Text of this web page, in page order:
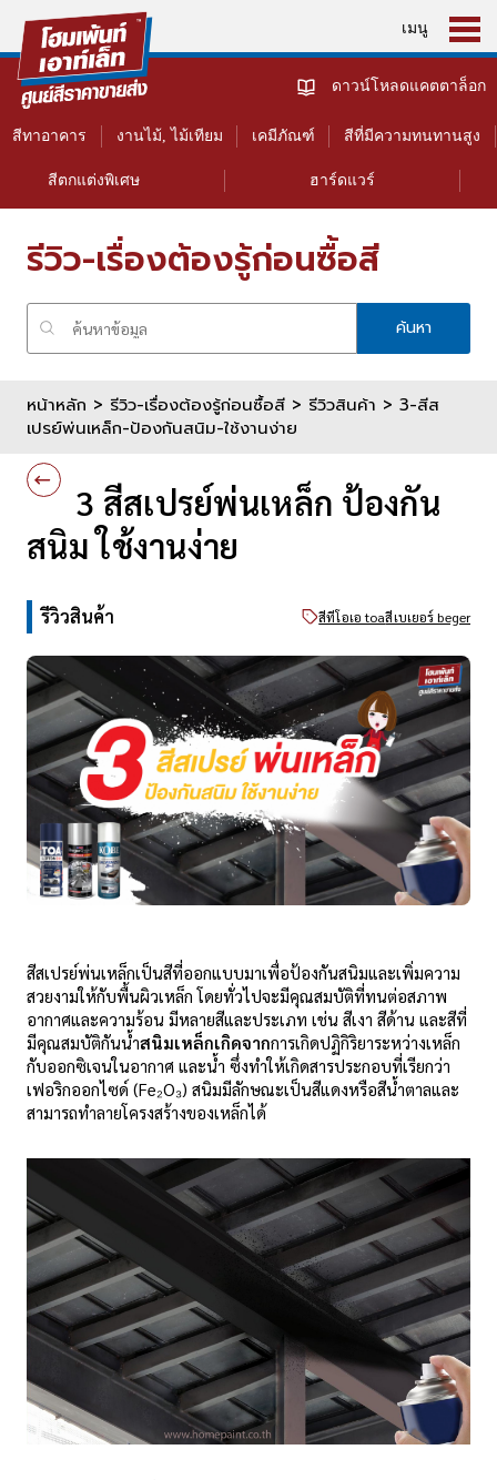
เมนู
สีทาอาคาร งานไม้, ไม้เทียม เคมีภัณฑ์ สีที่มีความทนทานสูง
สีตกแต่งพิเศษ ฮาร์ดแวร์
ดาวน์โหลดแคตตาล็อก
รีวิว-เรื่องต้องรู้ก่อนซื้อสี
ค้นหา
หน้าหลัก > รีวิว-เรื่องต้องรู้ก่อนซื้อสี > รีวิวสินค้า > 3-สีส
เปรย์พ่นเหล็ก-ป้องกันสนิม-ใช้งานง่าย
3 สีสเปรย์พ่นเหล็ก ป้องกัน
สนิม ใช้งานง่าย
รีวิวสินค้า สีทีโอเอ toaสีเบเยอร์ beger
สีสเปรย์พ่นเหล็กเป็นสีที่ออกแบบมาเพื่อป้องกันสนิมและเพิ่มความ
สวยงามให้กับพื้นผิวเหล็ก โดยทั่วไปจะมีคุณสมบัติที่ทนต่อสภาพ
อากาศและความร้อน มีหลายสีและประเภท เช่น สีเงา สีด้าน และสีที่
มีคุณสมบัติกันน้ำสนิมเหล็กเกิดจากการเกิดปฏิกิริยาระหว่างเหล็ก
กับออกซิเจนในอากาศ และน้ำ ซึ่งทำให้เกิดสารประกอบที่เรียกว่า
เฟอริกออกไซด์ (Fe₂O₃) สนิมมีลักษณะเป็นสีแดงหรือสีน้ำตาลและ
สามารถทำลายโครงสร้างของเหล็กได้